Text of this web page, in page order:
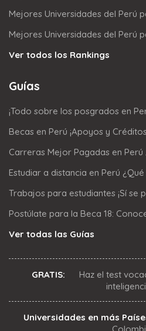
Mejores Universidades del Perú
Mejores Universidades del Perú
Ver todos los Rankings
Guías
¡Todo sobre los posgrados en
Becas en Perú ¡Apoyos y
Carreras Mejor Pagadas en Perú
Estudiar a distancia en Perú
Trabajos para estudiantes ¡Sí se
Postúlate para la Beca 18:
Ver todas las Guías
GRATIS: Haz el test
Universidades en más